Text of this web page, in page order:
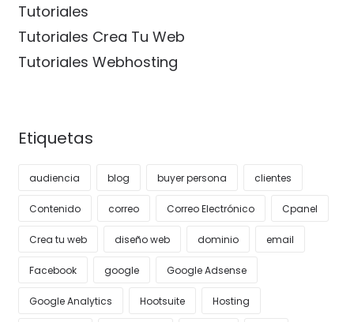
Tutoriales
Tutoriales Crea Tu Web
Tutoriales Webhosting
Etiquetas
audiencia blog buyer persona clientes
Contenido correo Correo Electrónico Cpanel
Crea tu web diseño web dominio email
Facebook google Google Adsense
Google Analytics Hootsuite Hosting